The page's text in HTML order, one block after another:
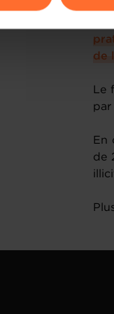
Charte
de
Le
par
En
de